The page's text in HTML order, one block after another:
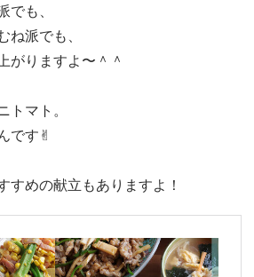
でも、
ね派でも、
がりますよ〜＾＾
トマト。
です✌︎
すめの献立もありますよ！